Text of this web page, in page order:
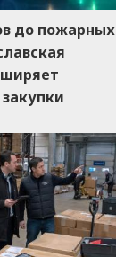
до пожарных